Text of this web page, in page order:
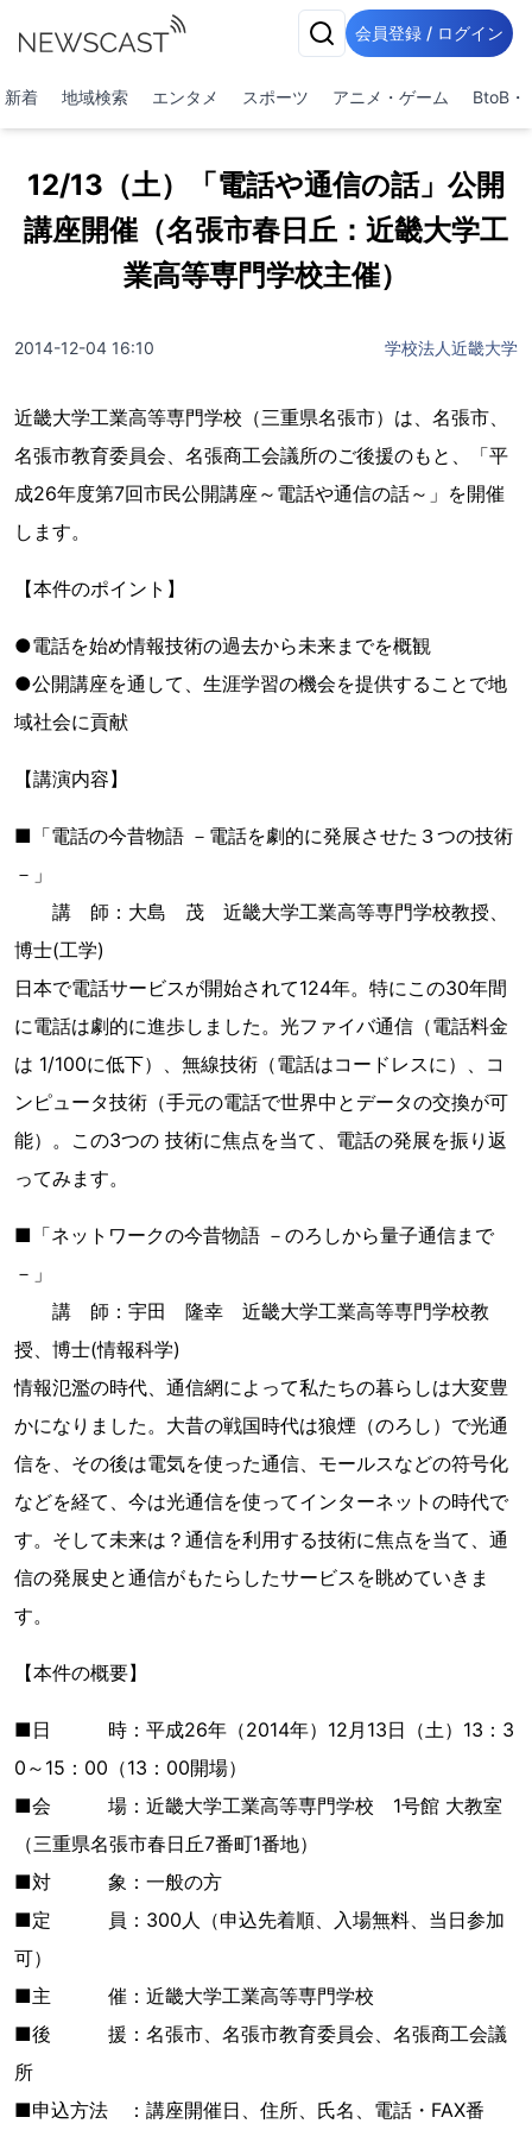
会員登録 / ログイン
新着 地域検索 エンタメ スポーツ アニメ・ゲーム BtoB・
12/13（土）「電話や通信の話」公開
講座開催（名張市春日丘：近畿大学工
業高等専門学校主催）
2014-12-04 16:10 学校法人近畿大学
近畿大学工業高等専門学校（三重県名張市）は、名張市、
名張市教育委員会、名張商工会議所のご後援のもと、「平
成26年度第7回市民公開講座～電話や通信の話～」を開催
します。
【本件のポイント】
●電話を始め情報技術の過去から未来までを概観
●公開講座を通して、生涯学習の機会を提供することで地
域社会に貢献
【講演内容】
■「電話の今昔物語 －電話を劇的に発展させた３つの技術
－」
講 師：大島 茂 近畿大学工業高等専門学校教授、
博士(工学)
日本で電話サービスが開始されて124年。特にこの30年間
に電話は劇的に進歩しました。光ファイバ通信（電話料金
は 1/100に低下）、無線技術（電話はコードレスに）、コ
ンピュータ技術（手元の電話で世界中とデータの交換が可
能）。この3つの 技術に焦点を当て、電話の発展を振り返
ってみます。
■「ネットワークの今昔物語 －のろしから量子通信まで
－」
講 師：宇田 隆幸 近畿大学工業高等専門学校教
授、博士(情報科学)
情報氾濫の時代、通信網によって私たちの暮らしは大変豊
かになりました。大昔の戦国時代は狼煙（のろし）で光通
信を、その後は電気を使った通信、モールスなどの符号化
などを経て、今は光通信を使ってインターネットの時代で
す。そして未来は？通信を利用する技術に焦点を当て、通
信の発展史と通信がもたらしたサービスを眺めていきま
す。
【本件の概要】
■日 時：平成26年（2014年）12月13日（土）13：3
0～15：00（13：00開場）
■会 場：近畿大学工業高等専門学校 1号館 大教室
（三重県名張市春日丘7番町1番地）
■対 象：一般の方
■定 員：300人（申込先着順、入場無料、当日参加
可）
■主 催：近畿大学工業高等専門学校
■後 援：名張市、名張市教育委員会、名張商工会議
所
■申込方法 ：講座開催日、住所、氏名、電話・FAX番